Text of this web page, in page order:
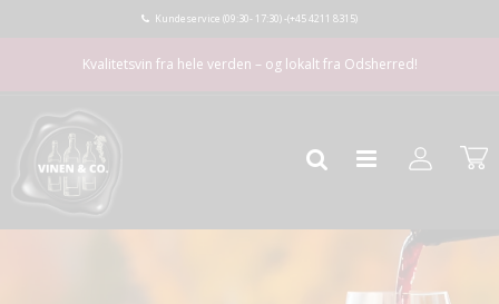
Kundeservice (09:30- 17:30) -(+45 4211 8315)
Kvalitetsvin fra hele verden – og lokalt fra Odsherred!